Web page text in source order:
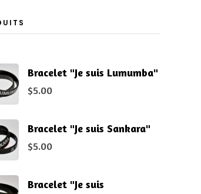
Bracelet "Je suis Lumumba"
$5.00
Bracelet "Je suis Sankara"
$5.00
Bracelet "Je suis